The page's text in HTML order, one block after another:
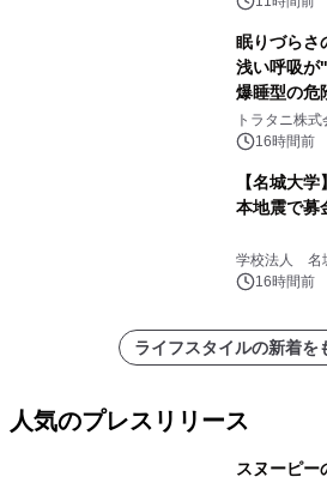
眠りづらさ
浅い呼吸が
爆睡型の危
説
トラタニ株式
16時間前
【名城大
本地震で募
学校法人 名
16時間前
ライフスタイルの新着を
人気のプレスリリース
スヌーピー